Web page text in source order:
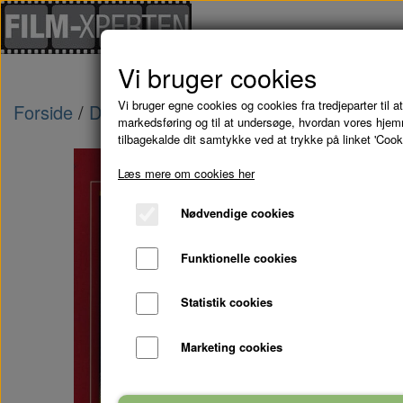
Forside Danske Film FAR TIL FIRE I BYEN
Vi bruger cookies
Vi bruger egne cookies og cookies fra tredjeparter til
markedsføring og til at undersøge, hvordan vores
tilbagekalde dit samtykke ved at trykke på linket
Læs mere om cookies her
Nødvendige cookies
Funktionelle cookies
Statistik cookies
Marketing cookies